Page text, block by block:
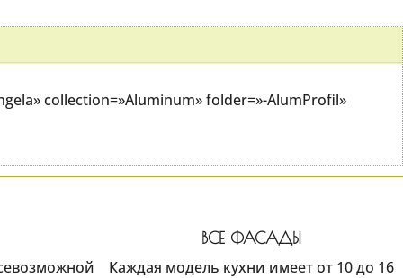
collection=»Aluminum» folder=»-AlumProfil»
ВСЕ ФАСАДЫ
Каждая модель кухни имеет от 10 до 16